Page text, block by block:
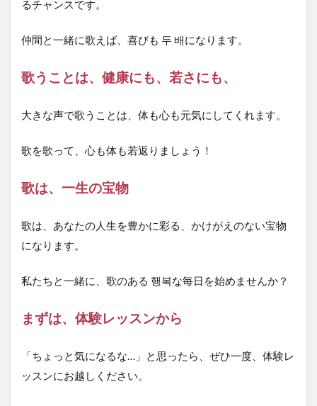
るチャンスです。
仲間と一緒に歌えば、喜びも 두 배になります。
歌うことは、健康にも、若さにも、
大きな声で歌うことは、体も心も元気にしてくれます。
歌を歌って、心も体も若返りましょう！
歌は、一生の宝物
歌は、あなたの人生を豊かに彩る、かけがえのない宝物
になります。
私たちと一緒に、歌のある 행복な毎日を始めませんか？
まずは、体験レッスンから
「ちょっと気になるな…」と思ったら、ぜひ一度、体験レ
ッスンにお越しください。